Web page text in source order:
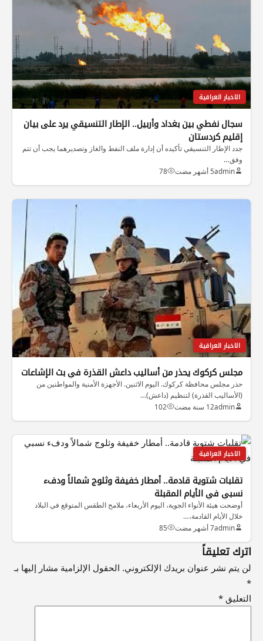
الاخبار العراقية
سجال نفطي بين بغداد وأربيل.. الإطار التنسيقي يرد على بيان
إقليم كردستان
جدد الإطار التنسيقي تأكيده أن إدارة ملف النفط والغاز وتصديرهما يجب أن تتم
وفق…
admin5 أشهر مضت 78
الاخبار العراقية
مجلس كركوك يحذر من أساليب داعش القذرة في بث الإشاعات
حذر مجلس محافظة كركوك. اليوم الاثنين. الأجهزة الأمنية والمواطنين من
(الأساليب القذرة) لتنظيم (داعش)…
admin12 سنة مضت 102
الاخبار العراقية
تقلبات شتوية قادمة.. أمطار خفيفة وثلوج شمالاً ودفء
نسبي في الأيام المقبلة
أوضحت هيئة الأنواء الجوية، اليوم الأربعاء، ملامح الطقس المتوقع في البلاد
خلال الأيام القادمة،…
admin7 أشهر مضت 85
اترك تعليقاً
لن يتم نشر عنوان بريدك الإلكتروني. الحقول الإلزامية مشار إليها بـ
*
التعليق *